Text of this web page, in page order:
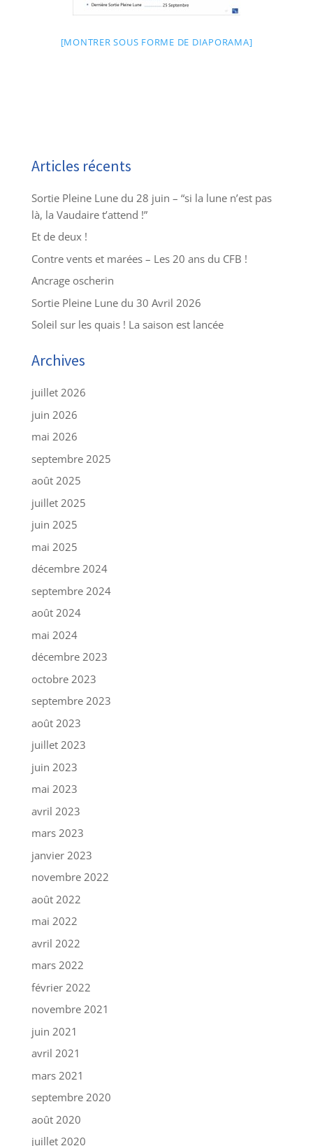
[MONTRER SOUS FORME DE DIAPORAMA]
Articles récents
Sortie Pleine Lune du 28 juin – “si la lune n’est pas
là, la Vaudaire t’attend !”
Et de deux !
Contre vents et marées – Les 20 ans du CFB !
Ancrage oscherin
Sortie Pleine Lune du 30 Avril 2026
Soleil sur les quais ! La saison est lancée
Archives
juillet 2026
juin 2026
mai 2026
septembre 2025
août 2025
juillet 2025
juin 2025
mai 2025
décembre 2024
septembre 2024
août 2024
mai 2024
décembre 2023
octobre 2023
septembre 2023
août 2023
juillet 2023
juin 2023
mai 2023
avril 2023
mars 2023
janvier 2023
novembre 2022
août 2022
mai 2022
avril 2022
mars 2022
février 2022
novembre 2021
juin 2021
avril 2021
mars 2021
septembre 2020
août 2020
juillet 2020